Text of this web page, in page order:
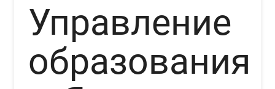
Управление
образования